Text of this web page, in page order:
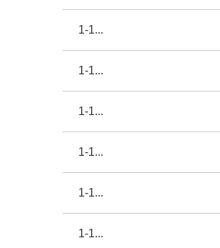
1-1...
1-1...
1-1...
1-1...
1-1...
1-1...